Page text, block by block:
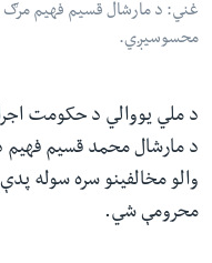
لاړ
ژبې
غني: د مارشال قسیم فهیم مرګ
محسوسیږي.
د ملي یووالي د حکومت
د مارشال محمد قسیم فهیم
والو مخالفینو سره سوله
محرومې شي.